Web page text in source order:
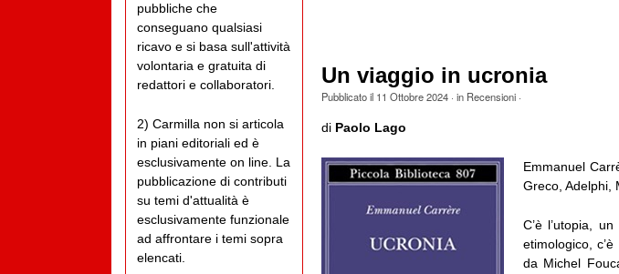
Un viaggio in ucronia
Pubblicato il 11 Ottobre 2024· in Recensioni·
di Paolo Lago
Emmanuel
Greco, Adelphi,
C’è l’utopia,
etimologico,
da Michel
pubbliche che
conseguano qualsiasi
ricavo e si basa sull'attività
volontaria e gratuita di
redattori e collaboratori.
2) Carmilla non si articola
in piani editoriali ed è
esclusivamente on line. La
pubblicazione di contributi
su temi d'attualità è
esclusivamente funzionale
ad affrontare i temi sopra
elencati.